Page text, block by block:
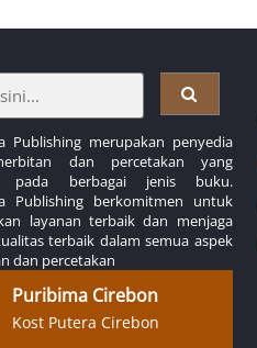
Publishing merupakan penyedia
dan percetakan yang
pada berbagai jenis buku.
Publishing berkomitmen untuk
layanan terbaik dan menjaga
terbaik dalam semua aspek
dan percetakan
Puribima Cirebon
Kost Putera Cirebon